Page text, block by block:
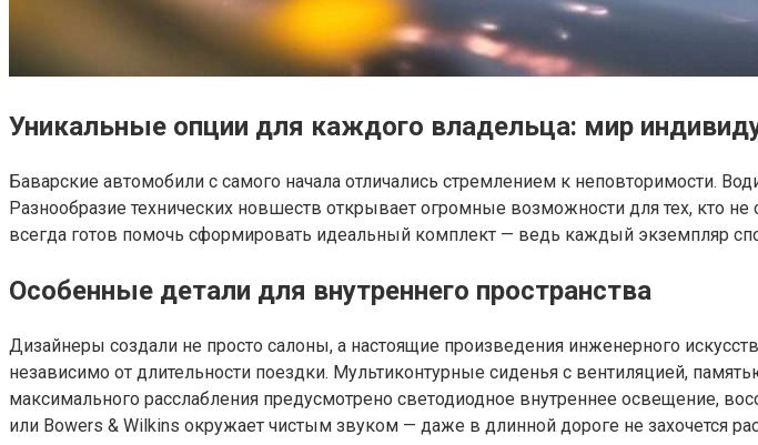
Уникальные опции для каждого владельца: мир
Баварские автомобили с самого начала отличались стремлением к неповторимости.
Разнообразие технических новшеств открывает огромные возможности для тех, кто
всегда готов помочь сформировать идеальный комплект — ведь каждый экземпляр
Особенные детали для внутреннего пространства
Дизайнеры создали не просто салоны, а настоящие произведения инженерного
независимо от длительности поездки. Мультиконтурные сиденья с вентиляцией,
максимального расслабления предусмотрено светодиодное внутреннее освещение,
или Bowers & Wilkins окружает чистым звуком — даже в длинной дороге не захочется